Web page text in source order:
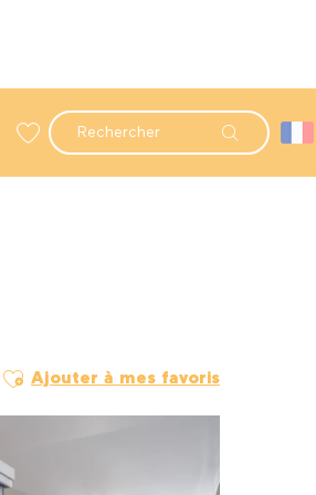
Recherche
Ajouter aux favoris
Ajouter à mes favoris